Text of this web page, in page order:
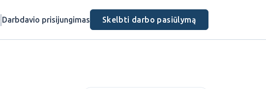
Darbdavio prisijungimas Skelbti darbo pasiūlymą